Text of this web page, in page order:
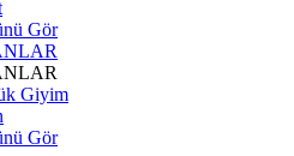
Gör
Giyim
Gör